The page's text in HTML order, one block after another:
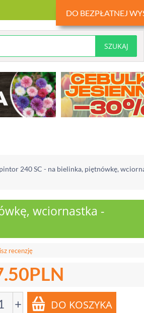
DO BEZPŁATNEJ
240 SC - na bielinka, piętnówkę,
wciornastka -
recenzję
PLN
+